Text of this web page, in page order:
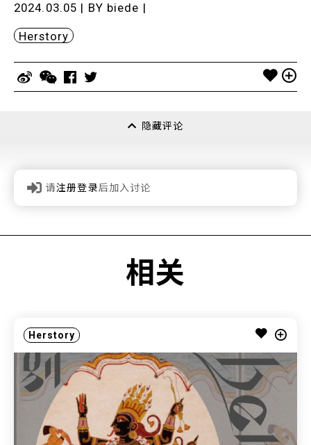
2024.03.05 | BY biede |
Herstory
隐藏评论
请注册登录后加入讨论
相关
Herstory